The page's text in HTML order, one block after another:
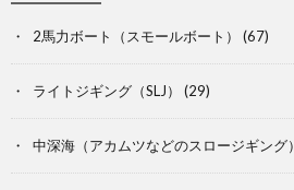
2馬力ボート（スモールボート） (67)
ライトジギング（SLJ） (29)
中深海（アカムツなどのスロージギング）